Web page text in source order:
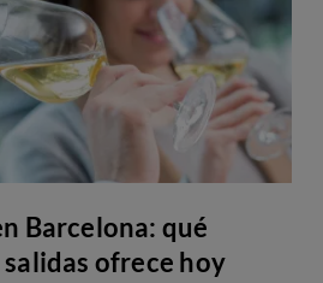
Barcelona: qué
ofrece hoy